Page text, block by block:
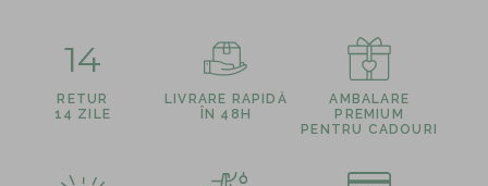
14
RETUR
14 ZILE
LIVRARE RAPIDĂ
ÎN 48H
AMBALARE
PREMIUM
PENTRU CADOURI